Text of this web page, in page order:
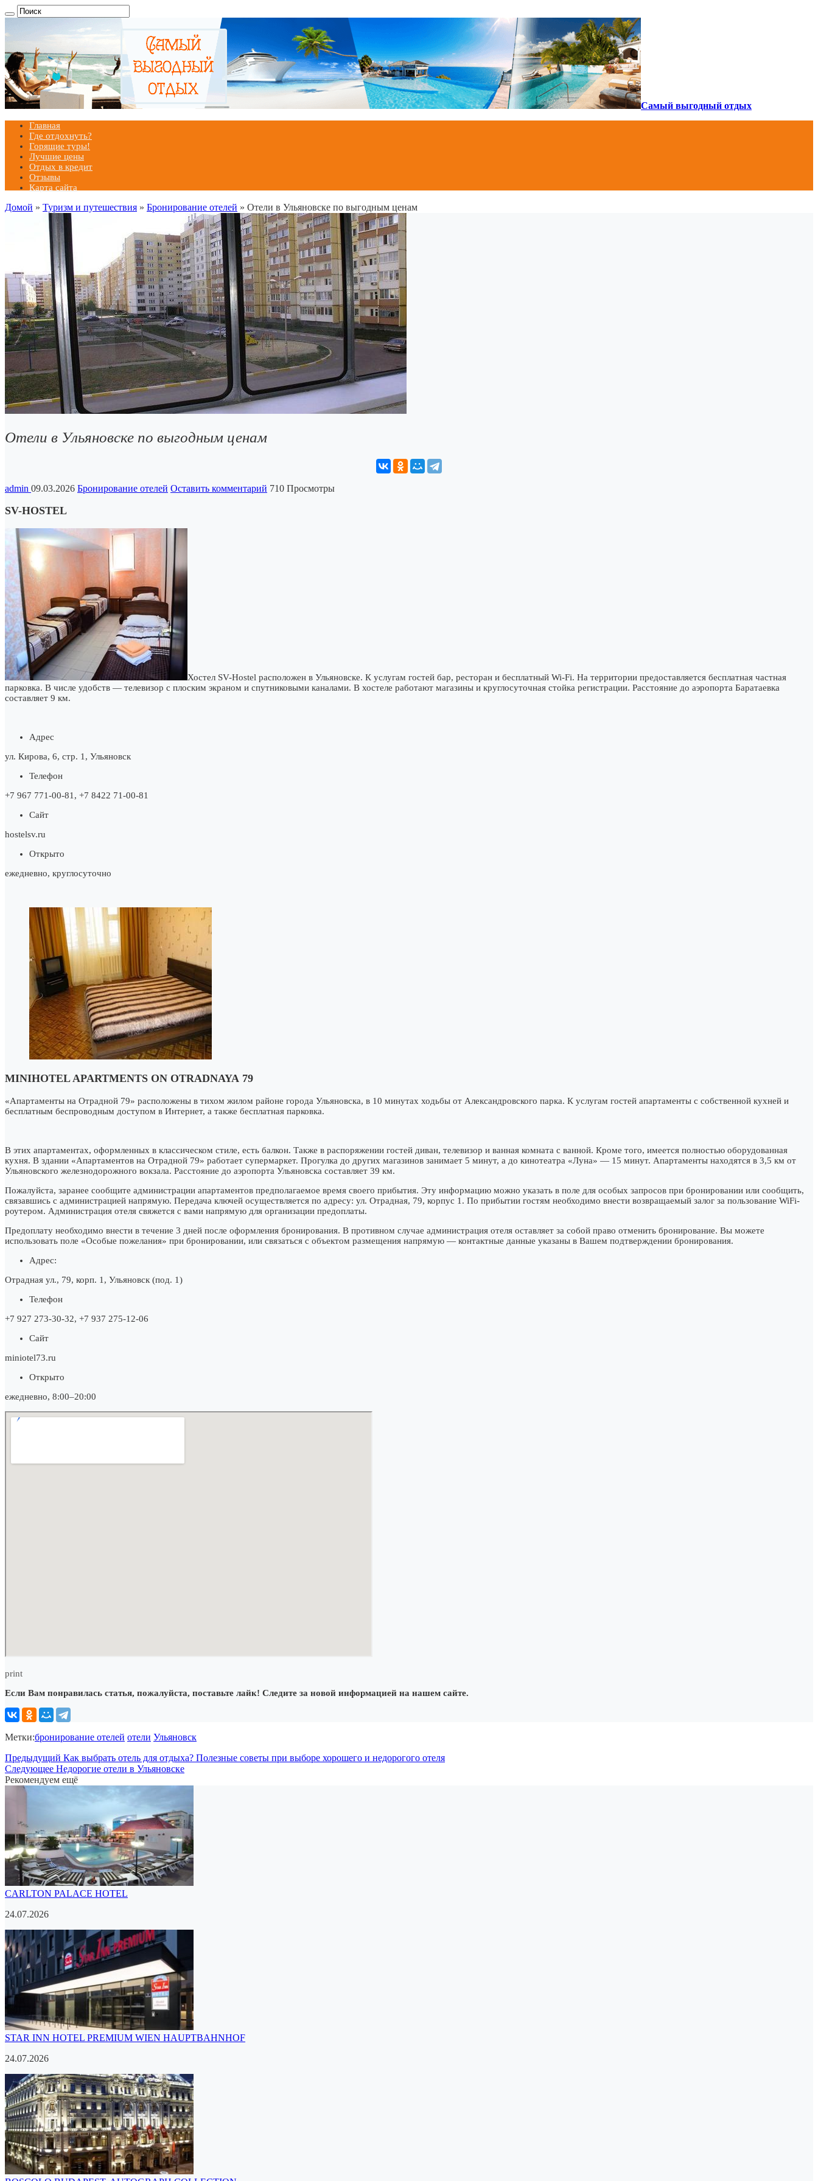
Самый выгодный отдых
Главная
Где отдохнуть?
Горящие туры!
Лучшие цены
Отдых в кредит
Отзывы
Карта сайта
Домой » Туризм и путешествия » Бронирование отелей » Отели в Ульяновске по выгодным ценам
Отели в Ульяновске по выгодным ценам
admin 09.03.2026 Бронирование отелей Оставить комментарий 710 Просмотры
SV-HOSTEL
Хостел SV-Hostel расположен в Ульяновске. К услугам гостей бар, ресторан и бесплатный Wi-Fi. На территории предоставляется бесплатная частная
парковка. В числе удобств — телевизор с плоским экраном и спутниковыми каналами. В хостеле работают магазины и круглосуточная стойка регистрации. Расстояние до аэропорта Баратаевка
составляет 9 км.
Адрес
ул. Кирова, 6, стр. 1, Ульяновск
Телефон
+7 967 771‑00-81, +7 8422 71‑00-81
Сайт
hostelsv.ru
Открыто
ежедневно, круглосуточно
MINIHOTEL APARTMENTS ON OTRADNAYA 79
«Апартаменты на Отрадной 79» расположены в тихом жилом районе города Ульяновска, в 10 минутах ходьбы от Александровского парка. К услугам гостей апартаменты с собственной кухней и
бесплатным беспроводным доступом в Интернет, а также бесплатная парковка.
В этих апартаментах, оформленных в классическом стиле, есть балкон. Также в распоряжении гостей диван, телевизор и ванная комната с ванной. Кроме того, имеется полностью оборудованная
кухня. В здании «Апартаментов на Отрадной 79» работает супермаркет. Прогулка до других магазинов занимает 5 минут, а до кинотеатра «Луна» — 15 минут. Апартаменты находятся в 3,5 км от
Ульяновского железнодорожного вокзала. Расстояние до аэропорта Ульяновска составляет 39 км.
Пожалуйста, заранее сообщите администрации апартаментов предполагаемое время своего прибытия. Эту информацию можно указать в поле для особых запросов при бронировании или сообщить,
связавшись с администрацией напрямую. Передача ключей осуществляется по адресу: ул. Отрадная, 79, корпус 1. По прибытии гостям необходимо внести возвращаемый залог за пользование WiFi-
роутером. Администрация отеля свяжется с вами напрямую для организации предоплаты.
Предоплату необходимо внести в течение 3 дней после оформления бронирования. В противном случае администрация отеля оставляет за собой право отменить бронирование. Вы можете
использовать поле «Особые пожелания» при бронировании, или связаться с объектом размещения напрямую — контактные данные указаны в Вашем подтверждении бронирования.
Адрес:
Отрадная ул., 79, корп. 1, Ульяновск (под. 1)
Телефон
+7 927 273‑30-32, +7 937 275‑12-06
Сайт
miniotel73.ru
Открыто
ежедневно, 8:00–20:00
print
Если Вам понравилась статья, пожалуйста, поставьте лайк! Следите за новой информацией на нашем сайте.
Метки:бронирование отелей отели Ульяновск
Предыдущий Как выбрать отель для отдыха? Полезные советы при выборе хорошего и недорогого отеля
Следующее Недорогие отели в Ульяновске
Рекомендуем ещё
CARLTON PALACE HOTEL
24.07.2026
STAR INN HOTEL PREMIUM WIEN HAUPTBAHNHOF
24.07.2026